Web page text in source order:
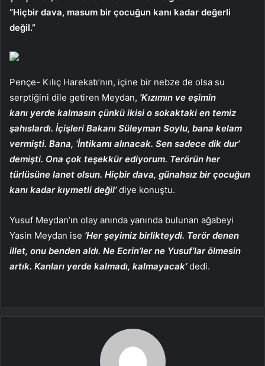
“Hiçbir dava, masum bir çocuğun kanı kadar değerli
değil.”
Pençe- Kılıç Harekatı’nın, içine bir nebze de olsa su
serptiğini dile getiren Meydan, ‘Kızımın ve eşimin
kanı yerde kalmasın çünkü ikisi o sokaktaki en temiz
şahıslardı. İçişleri Bakanı Süleyman Soylu, bana kelam
vermişti. Bana, ‘İntikamı alınacak. Sen sadece dik dur’
demişti. Ona çok teşekkür ediyorum. Terörün her
türlüsüne lanet olsun. Hiçbir dava, günahsız bir çocuğun
kanı kadar kıymetli değil’diye konuştu.
Yusuf Meydan’ın olay anında yanında bulunan ağabeyi
Yasin Meydan ise ‘Her şeyimiz birlikteydi. Terör denen
illet, onu benden aldı. Ne Ecrin’ler ne Yusuf’lar ölmesin
artık. Kanları yerde kalmadı, kalmayacak’ dedi.